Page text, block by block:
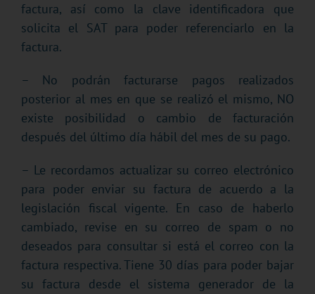
factura, así como la clave identificadora que
solicita el SAT para poder referenciarlo en la
factura.
– No podrán facturarse pagos realizados
posterior al mes en que se realizó el mismo, NO
existe posibilidad o cambio de facturación
después del último día hábil del mes de su pago.
– Le recordamos actualizar su correo electrónico
para poder enviar su factura de acuerdo a la
legislación fiscal vigente. En caso de haberlo
cambiado, revise en su correo de spam o no
deseados para consultar si está el correo con la
factura respectiva. Tiene 30 días para poder bajar
su factura desde el sistema generador de la